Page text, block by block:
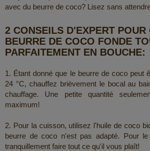
avec du beurre de coco? Lisez sans
2 CONSEILS D'EXPERT POUR
BEURRE DE COCO FONDE
PARFAITEMENT EN BOUCHE:
1. Étant donné que le beurre de coco peut
24 °C, chauffez brièvement le bocal au
chauffage. Une petite quantité
maximum!
2. Pour la cuisson, utilisez l'huile de coco
beurre de coco n'est pas adapté. Pour
tranquillement faire tout ce qu'il vous plaît!